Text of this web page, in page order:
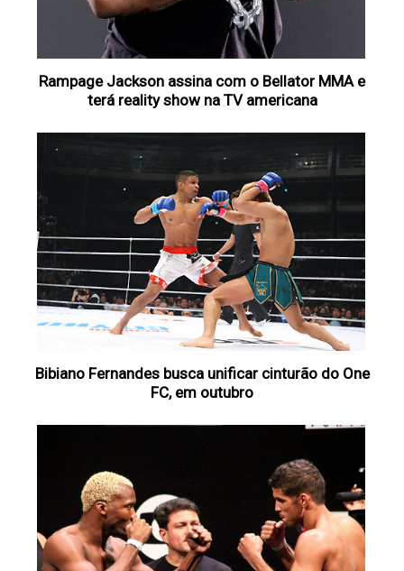
Rampage Jackson assina com o Bellator MMA e
terá reality show na TV americana
Bibiano Fernandes busca unificar cinturão do One
FC, em outubro